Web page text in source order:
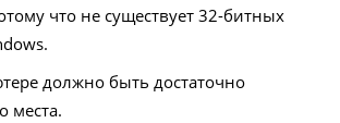
что не существует 32-битных
должно быть достаточно
места.